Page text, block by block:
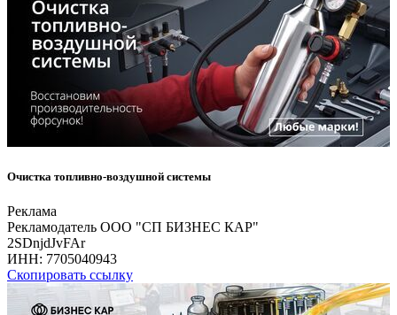
Очистка топливно-воздушной системы
Реклама
Рекламодатель ООО "СП БИЗНЕС КАР"
2SDnjdJvFAr
ИНН: 7705040943
Скопировать ссылку